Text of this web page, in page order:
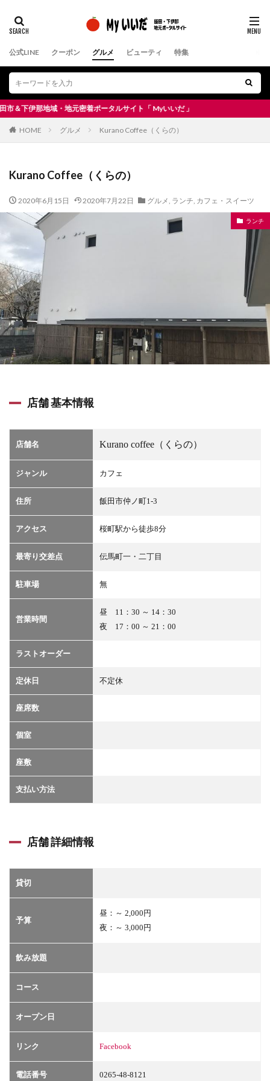
公式LINE クーポン グルメ ビューティ 特集
伊那地域・地元密着ポータルサイト「 Myいいだ 」
HOME グルメ Kurano Coffee（くらの）
Kurano Coffee（くらの）
2020年6月15日 2020年7月22日 グルメ, ランチ, カフェ・スイーツ
ランチ
店舗 基本情報
店舗名 Kurano coffee（くらの）
ジャンル カフェ
住所 飯田市仲ノ町1-3
アクセス 桜町駅から徒歩8分
最寄り交差点 伝馬町一・二丁目
駐車場 無
営業時間
昼 11：30 ～ 14：30
夜 17：00 ～ 21：00
ラストオーダー
定休日 不定休
座席数
個室
座敷
支払い方法
店舗 詳細情報
貸切
予算
昼：～ 2,000円
夜：～ 3,000円
飲み放題
コース
オープン日
リンク Facebook
電話番号 0265-48-8121